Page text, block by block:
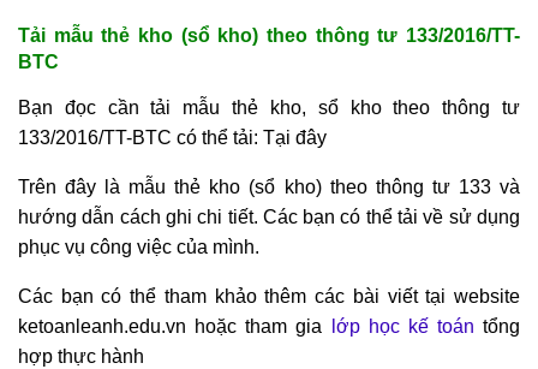
Tải mẫu thẻ kho (sổ kho) theo thông tư 133/2016/TT-
BTC
Bạn đọc cần tải mẫu thẻ kho, sổ kho theo thông tư
133/2016/TT-BTC có thể tải: Tại đây
Trên đây là mẫu thẻ kho (sổ kho) theo thông tư 133 và
hướng dẫn cách ghi chi tiết. Các bạn có thể tải về sử dụng
phục vụ công việc của mình.
Các bạn có thể tham khảo thêm các bài viết tại website
ketoanleanh.edu.vn hoặc tham gia
lớp học kế toán tổng
hợp thực hành